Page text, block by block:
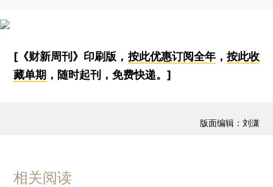
[《财新周刊》印刷版， 按此优惠订阅全年， 按此收
藏单期 ，随时起刊，免费快递。]
版面编辑：刘潇
相关阅读